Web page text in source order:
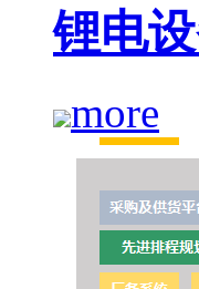
锂电
more